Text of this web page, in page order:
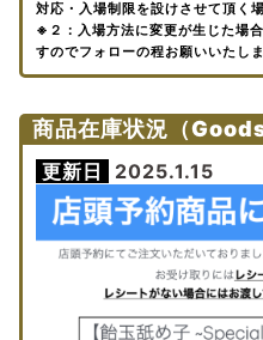
対応・入場制限を設けさせて頂く
※２：入場方法に変更が生じた場
すのでフォローの程お願いいたしま
商品在庫状況（
更新日 2025.1.15